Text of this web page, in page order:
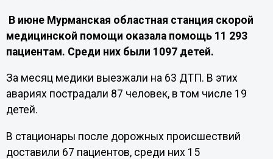
В июне Мурманская областная станция скорой
медицинской помощи оказала помощь 11 293
пациентам. Среди них были 1097 детей.
За месяц медики выезжали на 63 ДТП. В этих
авариях пострадали 87 человек, в том числе 19
детей.
В стационары после дорожных происшествий
доставили 67 пациентов, среди них 15